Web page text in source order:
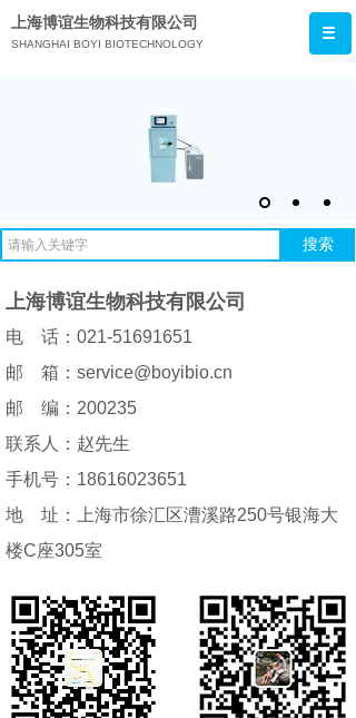
上海博谊生物科技有限公司
SHANGHAI BOYI BIOTECHNOLOGY
搜索
上海博谊生物科技有限公司
电 话：021-51691651
邮 箱：service@boyibio.cn
邮 编：200235
联系人：赵先生
手机号：18616023651
地 址：上海市徐汇区漕溪路250号银海大
楼C座305室